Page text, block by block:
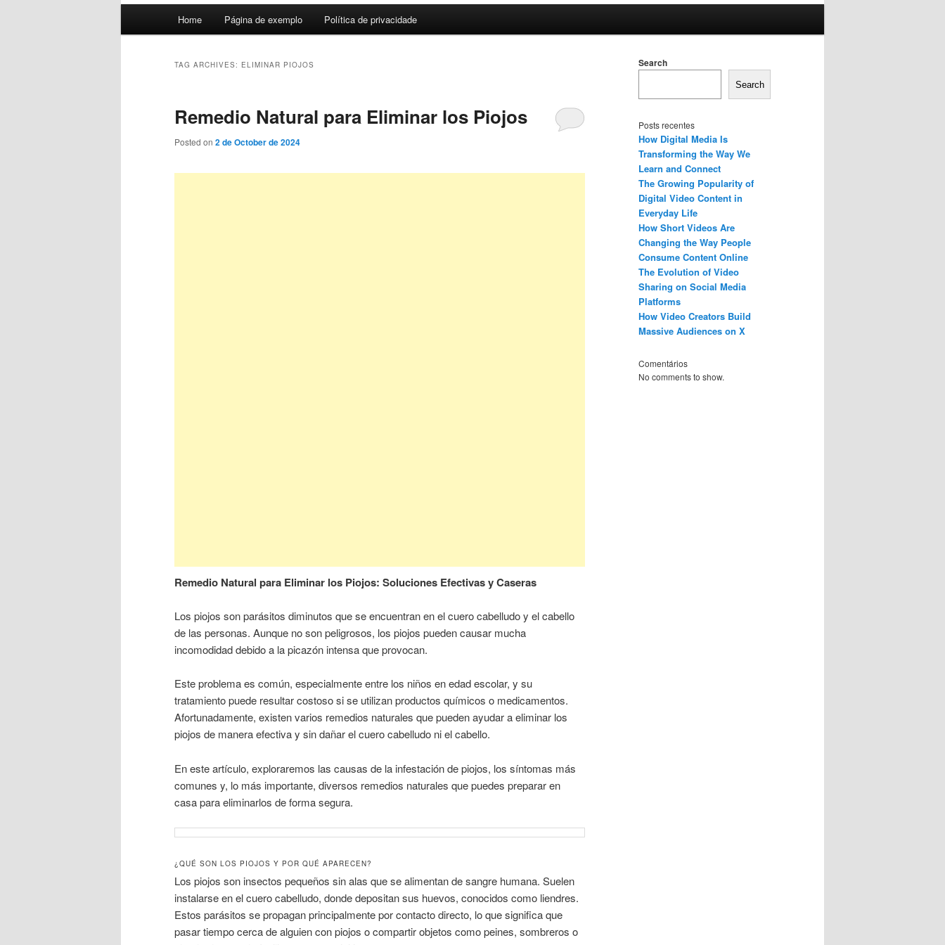
Home Página de exemplo Política de privacidade
TAG ARCHIVES: ELIMINAR PIOJOS
Remedio Natural para Eliminar los Piojos
Posted on 2 de October de 2024
Remedio Natural para Eliminar los Piojos: Soluciones Efectivas y Caseras
Los piojos son parásitos diminutos que se encuentran en el cuero cabelludo y el cabello
de las personas. Aunque no son peligrosos, los piojos pueden causar mucha
incomodidad debido a la picazón intensa que provocan.
Este problema es común, especialmente entre los niños en edad escolar, y su
tratamiento puede resultar costoso si se utilizan productos químicos o medicamentos.
Afortunadamente, existen varios remedios naturales que pueden ayudar a eliminar los
piojos de manera efectiva y sin dañar el cuero cabelludo ni el cabello.
En este artículo, exploraremos las causas de la infestación de piojos, los síntomas más
comunes y, lo más importante, diversos remedios naturales que puedes preparar en
casa para eliminarlos de forma segura.
¿QUÉ SON LOS PIOJOS Y POR QUÉ APARECEN?
Los piojos son insectos pequeños sin alas que se alimentan de sangre humana. Suelen
instalarse en el cuero cabelludo, donde depositan sus huevos, conocidos como liendres.
Estos parásitos se propagan principalmente por contacto directo, lo que significa que
pasar tiempo cerca de alguien con piojos o compartir objetos como peines, sombreros o
Search
Search
Posts recentes
How Digital Media Is
Transforming the Way We
Learn and Connect
The Growing Popularity of
Digital Video Content in
Everyday Life
How Short Videos Are
Changing the Way People
Consume Content Online
The Evolution of Video
Sharing on Social Media
Platforms
How Video Creators Build
Massive Audiences on X
Comentários
No comments to show.